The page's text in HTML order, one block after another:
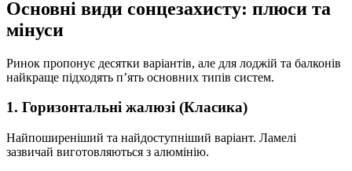
Основні види сонцезахисту: плюси та
мінуси
Ринок пропонує десятки варіантів, але для лоджій та балконів
найкраще підходять п’ять основних типів систем.
1. Горизонтальні жалюзі (Класика)
Найпоширеніший та найдоступніший варіант. Ламелі
зазвичай виготовляються з алюмінію.